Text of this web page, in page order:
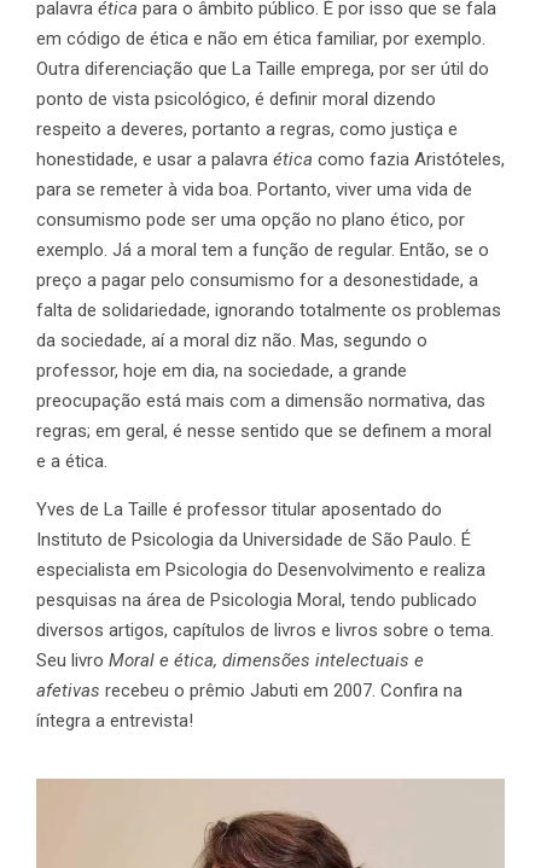
palavra ética para o âmbito público. É por isso que se fala
em código de ética e não em ética familiar, por exemplo.
Outra diferenciação que La Taille emprega, por ser útil do
ponto de vista psicológico, é definir moral dizendo
respeito a deveres, portanto a regras, como justiça e
honestidade, e usar a palavra ética como fazia Aristóteles,
para se remeter à vida boa. Portanto, viver uma vida de
consumismo pode ser uma opção no plano ético, por
exemplo. Já a moral tem a função de regular. Então, se o
preço a pagar pelo consumismo for a desonestidade, a
falta de solidariedade, ignorando totalmente os problemas
da sociedade, aí a moral diz não. Mas, segundo o
professor, hoje em dia, na sociedade, a grande
preocupação está mais com a dimensão normativa, das
regras; em geral, é nesse sentido que se definem a moral
e a ética.
Yves de La Taille é professor titular aposentado do
Instituto de Psicologia da Universidade de São Paulo. É
especialista em Psicologia do Desenvolvimento e realiza
pesquisas na área de Psicologia Moral, tendo publicado
diversos artigos, capítulos de livros e livros sobre o tema.
Seu livro Moral e ética, dimensões intelectuais e
afetivas recebeu o prêmio Jabuti em 2007. Confira na
íntegra a entrevista!